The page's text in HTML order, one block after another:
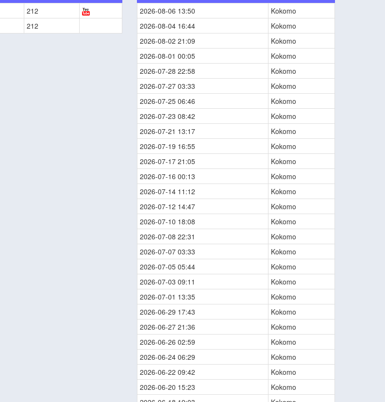
212
212
2026-08-06 13:50
Kokomo
2026-08-04 16:44
Kokomo
2026-08-02 21:09
Kokomo
2026-08-01 00:05
Kokomo
2026-07-28 22:58
Kokomo
2026-07-27 03:33
Kokomo
2026-07-25 06:46
Kokomo
2026-07-23 08:42
Kokomo
2026-07-21 13:17
Kokomo
2026-07-19 16:55
Kokomo
2026-07-17 21:05
Kokomo
2026-07-16 00:13
Kokomo
2026-07-14 11:12
Kokomo
2026-07-12 14:47
Kokomo
2026-07-10 18:08
Kokomo
2026-07-08 22:31
Kokomo
2026-07-07 03:33
Kokomo
2026-07-05 05:44
Kokomo
2026-07-03 09:11
Kokomo
2026-07-01 13:35
Kokomo
2026-06-29 17:43
Kokomo
2026-06-27 21:36
Kokomo
2026-06-26 02:59
Kokomo
2026-06-24 06:29
Kokomo
2026-06-22 09:42
Kokomo
2026-06-20 15:23
Kokomo